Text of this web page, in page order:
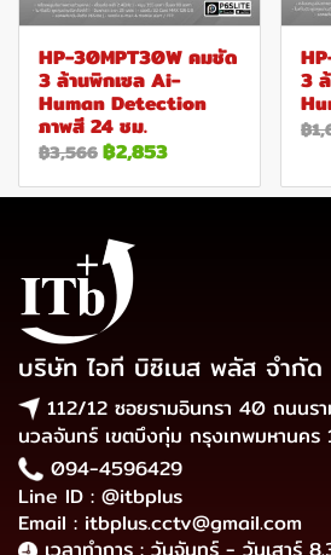
HP-30MPT30W คมชัด
3 ล้านพิกเซล Ai-
Human Detection
ภาพสี 24 ชม.
฿3,566฿2,853
3
฿
บริษัท ไอที บิซิเนส พลัส จำกัด
112/12 ซอยรามอินทรา 40 ถนนร
นวลจันทร์ เขตบึงกุ่ม กรุงเทพมหานค
094-4596429
Line ID : @itbplus
Email : itbplus.cctv@gmail.com